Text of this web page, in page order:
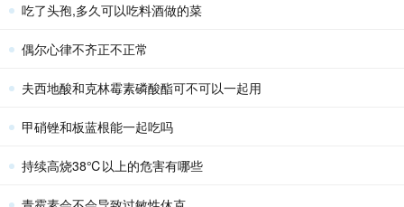
吃了头孢,多久可以吃料酒做的菜
偶尔心律不齐正不正常
夫西地酸和克林霉素磷酸酯可不可以一起用
甲硝锉和板蓝根能一起吃吗
持续高烧38℃以上的危害有哪些